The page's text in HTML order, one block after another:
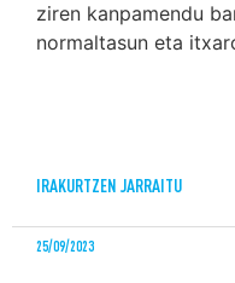
ziren kanpamendu
normaltasun eta
IRAKURTZEN JARRAITU
25/09/2023